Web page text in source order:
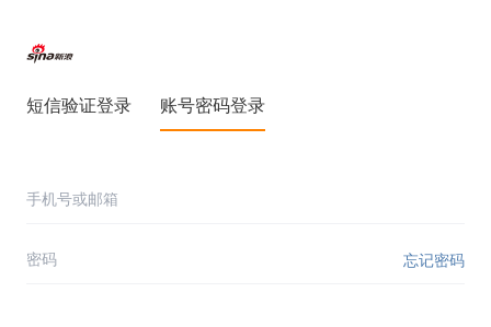
短信验证登录 账号密码登录
忘记密码